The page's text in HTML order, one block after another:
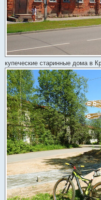
купеческие старинные дома в